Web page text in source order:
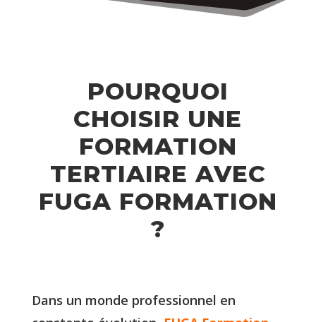
POURQUOI
CHOISIR UNE
FORMATION
TERTIAIRE AVEC
FUGA FORMATION
?
Dans un monde professionnel en